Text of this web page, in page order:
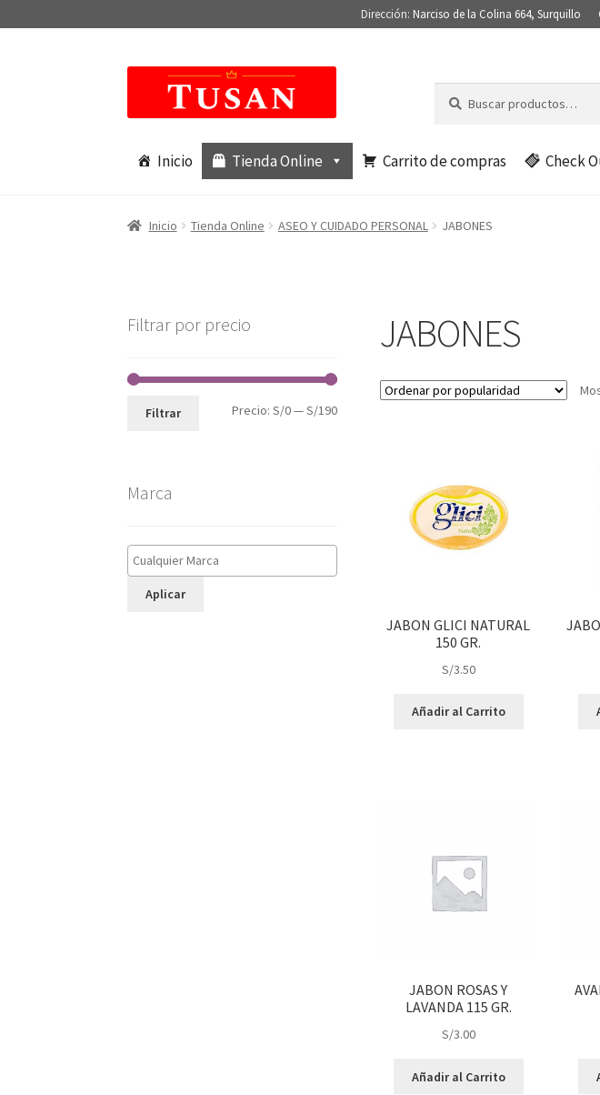
Dirección: Narciso de la Colina 664, Surquillo
navegación
contenido
por:
c
a
Inicio Tienda Online Carrito de compras Check
Inicio Tienda Online ASEO Y CUIDADO PERSONAL JABONES
JABONES
JABON GLICI NATURAL
150 GR.
S/3.50
Añadir al Carrito
JABON ROSAS Y
LAVANDA 115 GR.
S/3.00
Añadir al Carrito
Filtrar por precio
Precio
Precio
Filtrar Precio:S/0—S/190
Marca
Aplicar